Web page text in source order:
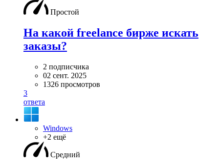
Простой
На какой freelance бирже искать
заказы?
2 подписчика
02 сент. 2025
1326 просмотров
3
ответа
Windows
+2 ещё
Средний